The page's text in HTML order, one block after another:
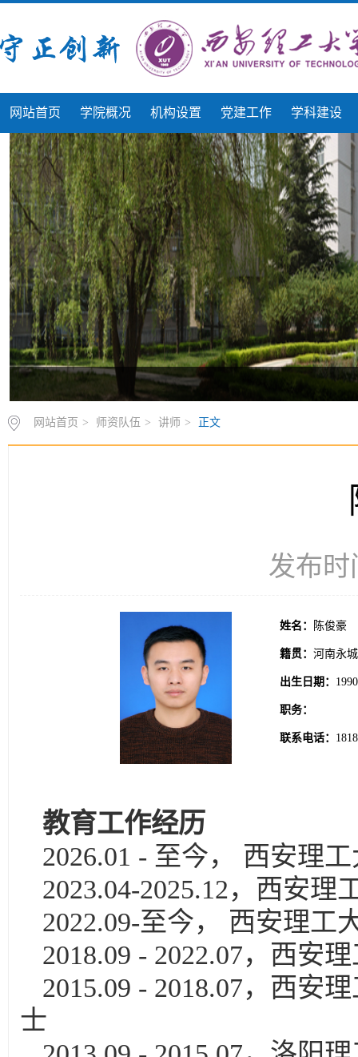
网站首页 学院概况 机构设置 党建工作 学科建设
网站首页 > 师资队伍 > 讲师 > 正文
发布时
姓名： 陈俊豪
籍贯： 河南永城
出生日期：
职务：
联系电话：
教育工作经历
2026.01 - 至今， 西安理
2023.04-2025.12，西安
2022.09-至今， 西安理工
2018.09 - 2022.07，西安
2015.09 - 2018.07，西安
士